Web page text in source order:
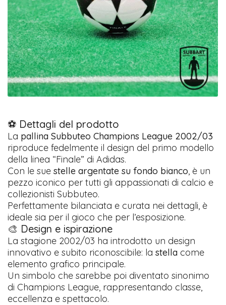
⚽ Dettagli del prodotto
La pallina Subbuteo Champions League 2002/03
riproduce fedelmente il design del primo modello
della linea “Finale” di Adidas.
Con le suestelle argentate su fondo bianco, è un
pezzo iconico per tutti gli appassionati di calcio e
collezionisti Subbuteo.
Perfettamente bilanciata e curata nei dettagli, è
ideale sia per il gioco che per l’esposizione.
🎨 Design e ispirazione
La stagione 2002/03 ha introdotto un design
innovativo e subito riconoscibile: lastella come
elemento grafico principale.
Un simbolo che sarebbe poi diventato sinonimo
di Champions League, rappresentando classe,
eccellenza e spettacolo.